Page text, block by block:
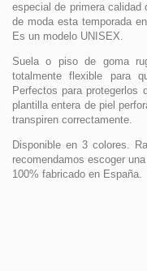
especial de primera
de moda esta temporada
Es un modelo UNISEX.
Suela o piso de goma
totalmente flexible para
Perfectos para protegerlos
plantilla entera de piel
transpiren correctamente.
Disponible en 3 colores.
recomendamos escoger
100% fabricado en España.